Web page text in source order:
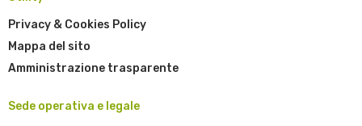
Privacy & Cookies Policy
Mappa del sito
Amministrazione trasparente
Sede operativa e legale